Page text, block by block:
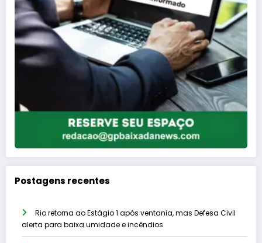
Postagens recentes
Rio retorna ao Estágio 1 após ventania, mas Defesa Civil
alerta para baixa umidade e incêndios